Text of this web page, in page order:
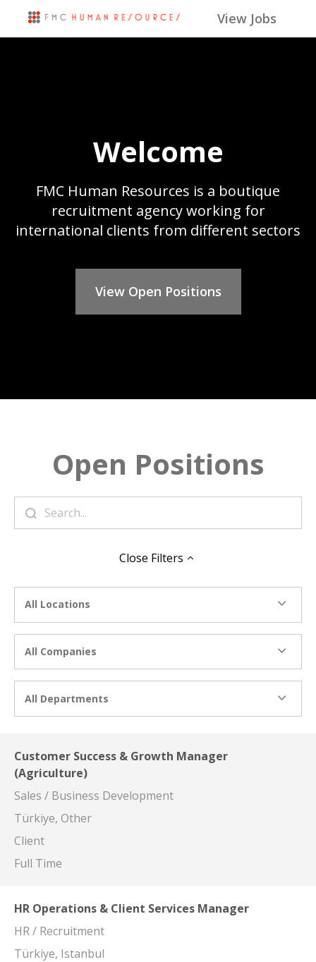
View Jobs
Welcome
FMC Human Resources is a boutique
recruitment agency working for
international clients from different sectors
View Open Positions
Open Positions
Close Filters
All Locations
All Companies
All Departments
Customer Success & Growth Manager
(Agriculture)
Sales / Business Development
Türkiye, Other
Client
Full Time
HR Operations & Client Services Manager
HR / Recruitment
Türkiye, Istanbul